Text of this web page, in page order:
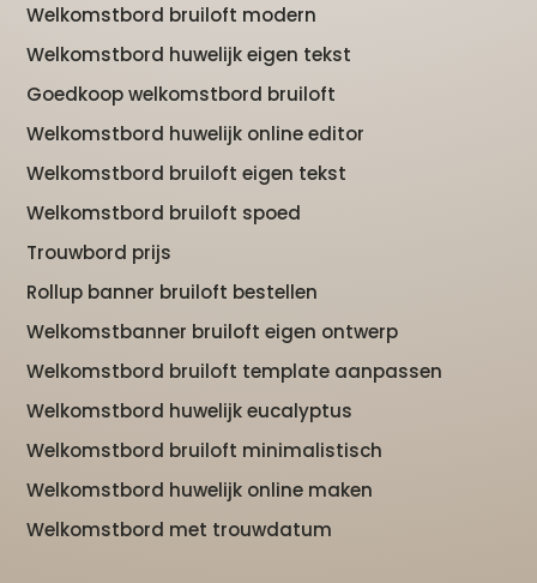
Welkomstbord bruiloft modern
Welkomstbord huwelijk eigen tekst
Goedkoop welkomstbord bruiloft
Welkomstbord huwelijk online editor
Welkomstbord bruiloft eigen tekst
Welkomstbord bruiloft spoed
Trouwbord prijs
Rollup banner bruiloft bestellen
Welkomstbanner bruiloft eigen ontwerp
Welkomstbord bruiloft template aanpassen
Welkomstbord huwelijk eucalyptus
Welkomstbord bruiloft minimalistisch
Welkomstbord huwelijk online maken
Welkomstbord met trouwdatum